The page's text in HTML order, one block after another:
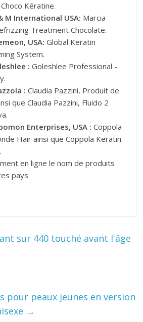
Kératine.
M International USA: Marcia
Treatment Chocolate.
USA:Global Keratin
System.
:Goleshlee Professional -
: Claudia Pazzini, Produit de
que Claudia Pazzini, Fluido 2
Enterprises, USA : Coppola
Hair ainsi que Coppola Keratin
en ligne le nom de produits
pays
sur 440 touché avant l'âge
pour peaux jeunes en version
→